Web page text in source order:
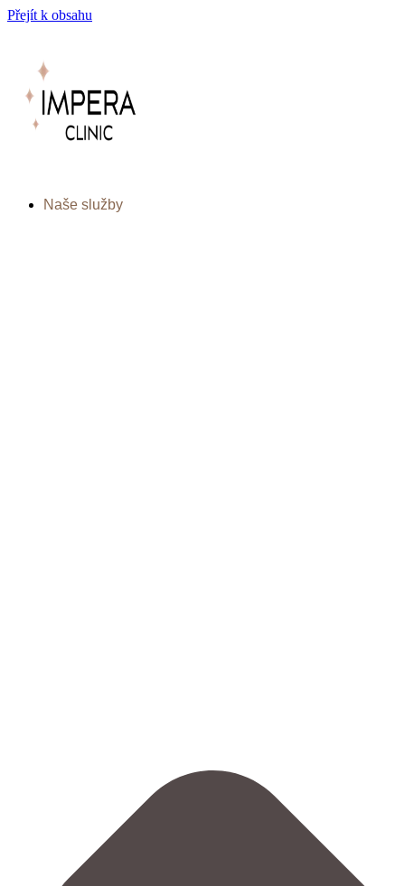
Přejít k obsahu
Naše služby